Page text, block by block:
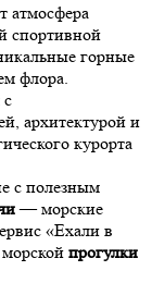
атмосфера
спортивной
горные
флора.
с
архитектурой и
курорта
с полезным
— морские
«Ехали в
морской прогулки